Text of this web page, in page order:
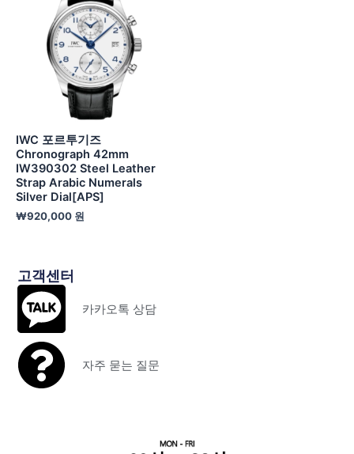
IWC 포르투기즈
Chronograph 42mm
IW390302 Steel Leather
Strap Arabic Numerals
Silver Dial[APS]
₩920,000 원
고객센터
카카오톡 상담
자주 묻는 질문